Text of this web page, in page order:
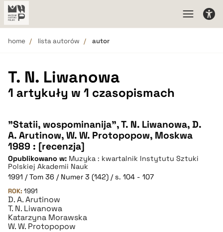
home lista autorów autor
T. N. Liwanowa
1 artykuły w 1 czasopismach
"Statii, wospominanija", T. N. Liwanowa, D.
A. Arutinow, W. W. Protopopow, Moskwa
1989 : [recenzja]
Opublikowano w: Muzyka : kwartalnik Instytutu Sztuki
Polskiej Akademii Nauk
1991 / Tom 36 / Numer 3 (142) / s. 104 - 107
ROK: 1991
D. A. Arutinow
T. N. Liwanowa
Katarzyna Morawska
W. W. Protopopow